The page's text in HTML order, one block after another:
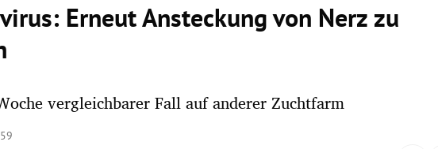
Erneut Ansteckung von Nerz zu
vergleichbarer Fall auf anderer Zuchtfarm